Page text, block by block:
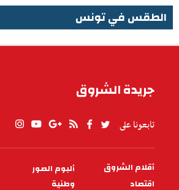
الطقس في تونس
جريدة الشروق
تابعونا على
PIED
DE
أقلام الشروق
ألبوم الصور
اقتصاد
وطنية